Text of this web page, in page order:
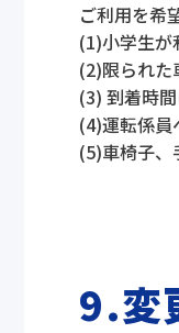
ご利用を希
(1)小学生が
(2)限られた
(3) 到着時
(4)運転係員
(5)車椅子、
9.変